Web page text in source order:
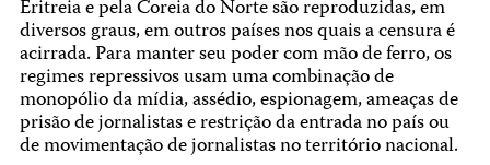
Eritreia e pela Coreia do Norte são reproduzidas, em
diversos graus, em outros países nos quais a censura é
acirrada. Para manter seu poder com mão de ferro, os
regimes repressivos usam uma combinação de
monopólio da mídia, assédio, espionagem, ameaças de
prisão de jornalistas e restrição da entrada no país ou
de movimentação de jornalistas no território nacional.